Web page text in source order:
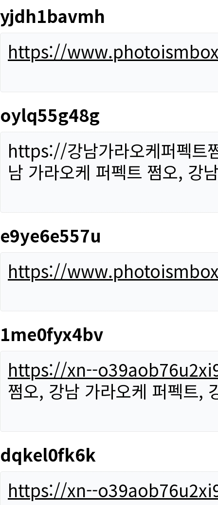
yjdh1bavmh
https://
oylq55g48g
https://강남가라오케퍼펙트
남 가라오케 퍼펙트 쩜오, 강
e9ye6e557u
https://
1me0fyx4bv
https://xn--
쩜오, 강남 가라오케 퍼펙트,
dqkel0fk6k
https://xn--